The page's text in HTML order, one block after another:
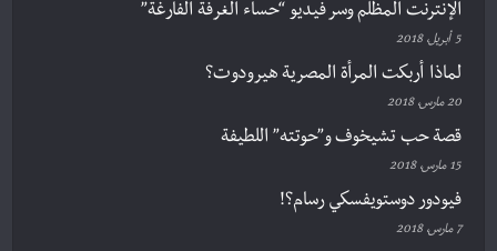
الإنترنت المظلم وسر فيديو “حساء الغرفة الفارغة”
5 أبريل، 2018
لماذا أربكت المرأة المصرية هيرودوت؟
20 مارس، 2018
قصة حب تشيخوف و”حوتته” اللطيفة
15 مارس، 2018
فيودور دوستويفسكي رسام؟!
7 مارس، 2018